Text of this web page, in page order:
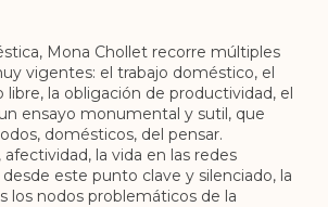
Mona Chollet recorre múltiples
vigentes: el trabajo doméstico, el
la obligación de productividad, el
ensayo monumental y sutil, que
domésticos, del pensar.
la vida en las redes
este punto clave y silenciado, la
los nodos problemáticos de la